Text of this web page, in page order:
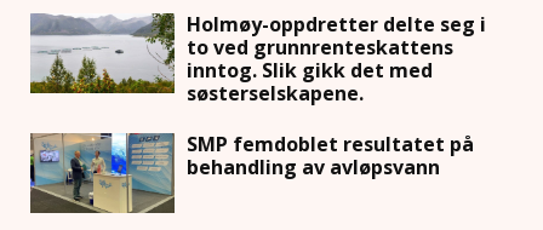
Holmøy-oppdretter delte seg i
to ved grunnrenteskattens
inntog. Slik gikk det med
søsterselskapene.
SMP femdoblet resultatet på
behandling av avløpsvann